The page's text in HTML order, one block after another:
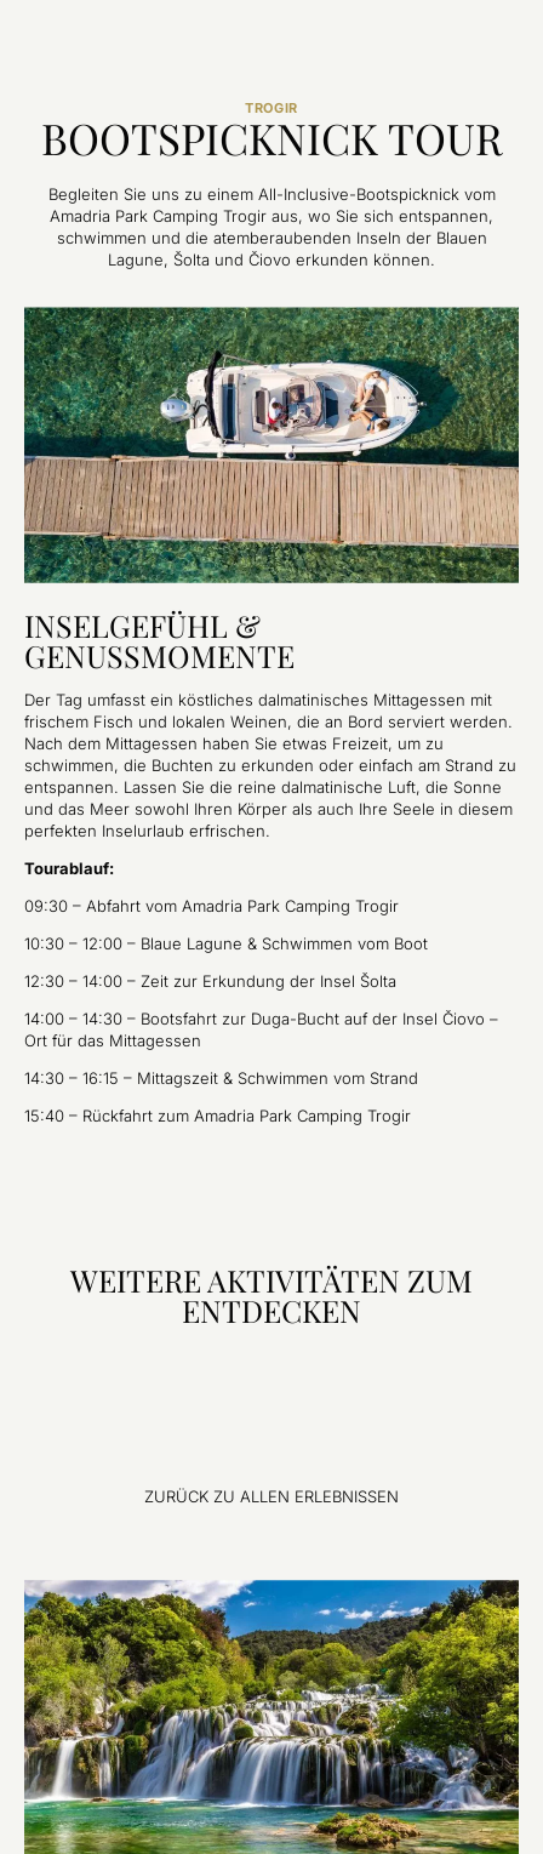
TROGIR
BOOTSPICKNICK TOUR
Begleiten Sie uns zu einem All-Inclusive-Bootspicknick vom
Amadria Park Camping Trogir aus, wo Sie sich entspannen,
schwimmen und die atemberaubenden Inseln der Blauen
Lagune, Šolta und Čiovo erkunden können.
INSELGEFÜHL &
GENUSSMOMENTE
Der Tag umfasst ein köstliches dalmatinisches Mittagessen mit
frischem Fisch und lokalen Weinen, die an Bord serviert werden.
Nach dem Mittagessen haben Sie etwas Freizeit, um zu
schwimmen, die Buchten zu erkunden oder einfach am Strand zu
entspannen. Lassen Sie die reine dalmatinische Luft, die Sonne
und das Meer sowohl Ihren Körper als auch Ihre Seele in diesem
perfekten Inselurlaub erfrischen.
Tourablauf:
09:30 – Abfahrt vom Amadria Park Camping Trogir
10:30 – 12:00 – Blaue Lagune & Schwimmen vom Boot
12:30 – 14:00 – Zeit zur Erkundung der Insel Šolta
14:00 – 14:30 – Bootsfahrt zur Duga-Bucht auf der Insel Čiovo –
Ort für das Mittagessen
14:30 – 16:15 – Mittagszeit & Schwimmen vom Strand
15:40 – Rückfahrt zum Amadria Park Camping Trogir
WEITERE AKTIVITÄTEN ZUM
ENTDECKEN
ZURÜCK ZU ALLEN ERLEBNISSEN